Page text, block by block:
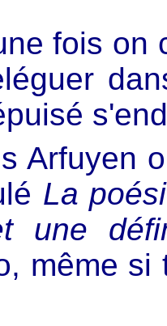
fois on
Arfuyen
La
une
même